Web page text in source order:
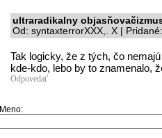
ultraradikalny
Od: syntaxterrorXXX,. X |
Tak logicky, že z tých, čo
kde-kdo, lebo by to znamenalo,
Odpovedať
Meno: